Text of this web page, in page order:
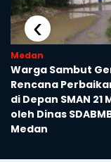
Medan
Warga Sambut
Rencana
di Depan SMAN 21
oleh Dinas
Medan
‹